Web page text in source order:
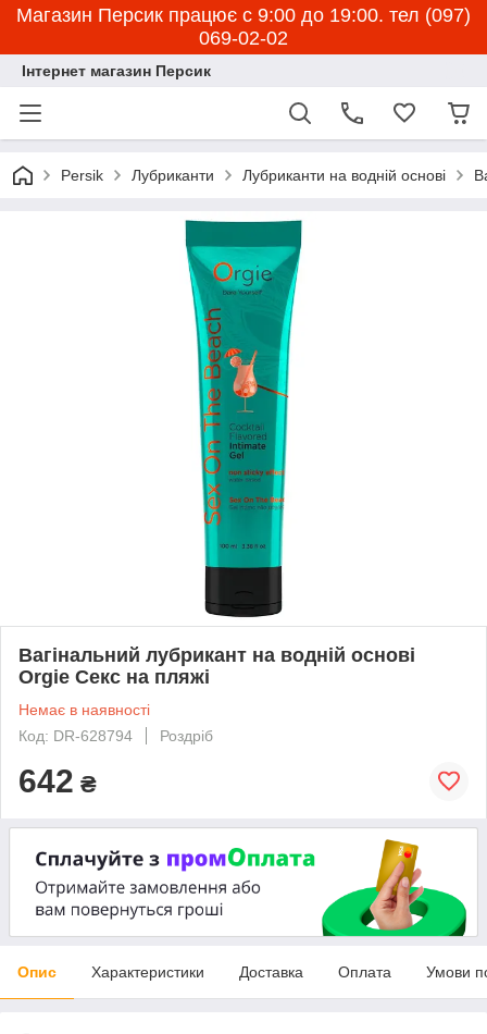
Магазин Персик працює с 9:00 до 19:00. тел (097)
069-02-02
Інтернет магазин Персик
Persik Лубриканти Лубриканти на водній основі
Вагінальний лубрикант на водній основі
Orgie Секс на пляжі
Немає в наявності
Код: DR-628794
Роздріб
642 ₴
Опис Характеристики Доставка Оплата Умови